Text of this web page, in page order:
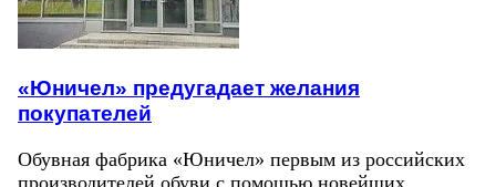
«Юничел» предугадает желания
покупателей
Обувная фабрика «Юничел» первым из российских
производителей обуви с помощью новейших